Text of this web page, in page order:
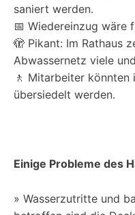
saniert werden.
📅 Wiedereinzug wäre
🫣 Pikant: Im Rathaus
Abwassernetz viele
🚶 Mitarbeiter könnten
übersiedelt werden.
Einige Probleme des
» Wasserzutritte und